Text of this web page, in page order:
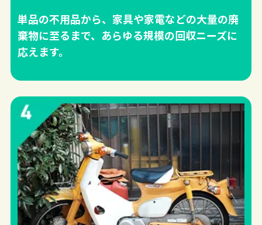
単品の不用品から、家具や家電などの大量の廃
棄物に至るまで、あらゆる規模の回収ニーズに
応えます。